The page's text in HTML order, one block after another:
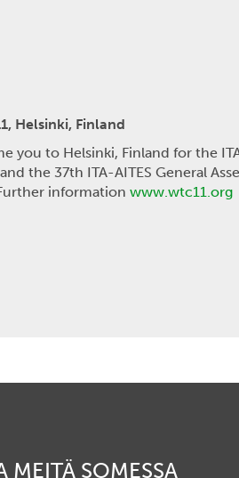
Helsinki, Finland
you to Helsinki, Finland for the
the 37th ITA-AITES General
information www.wtc11.org
MEITÄ SOMESSA